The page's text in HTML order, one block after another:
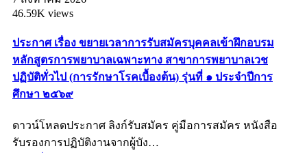
46.59K views
ประกาศ เรื่อง ขยายเวลาการรับสมัครบุคคลเข้าฝึกอบรม
หลักสูตรการพยาบาลเฉพาะทาง สาขาการพยาบาลเวช
ปฏิบัติทั่วไป (การรักษาโรคเบื้องต้น) รุ่นที่ ๑ ประจำปีการ
ศึกษา ๒๕๖๙
ดาวน์โหลดประกาศ ลิงก์รับสมัคร คู่มือการสมัคร หนังสือ
รับรองการปฏิบัติงานจากผู้บัง…